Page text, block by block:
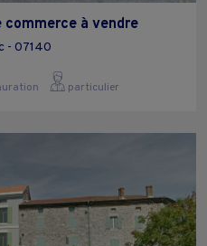
à vendre
- 07140
particulier